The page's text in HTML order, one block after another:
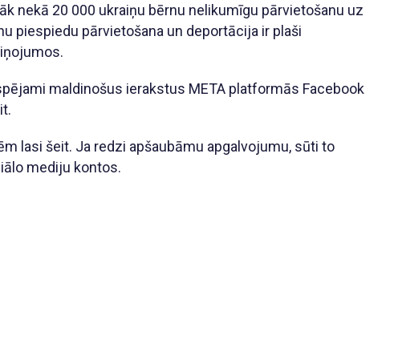
nekā 20 000 ukraiņu bērnu nelikumīgu pārvietošanu uz
piespiedu pārvietošana un deportācija ir plaši
maldinošus ierakstus META platformās Facebook
lasi šeit. Ja redzi apšaubāmu apgalvojumu, sūti to
mediju kontos.